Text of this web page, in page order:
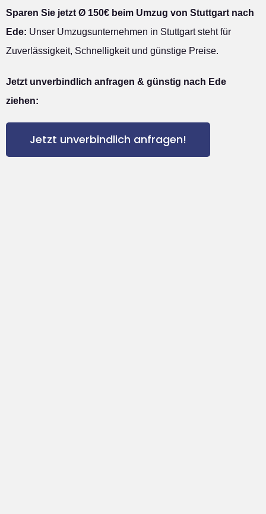
Sparen Sie jetzt Ø 150€ beim Umzug von Stuttgart nach
Ede: Unser Umzugsunternehmen in Stuttgart steht für
Zuverlässigkeit, Schnelligkeit und günstige Preise.
Jetzt unverbindlich anfragen & günstig nach Ede
ziehen:
Jetzt unverbindlich anfragen!